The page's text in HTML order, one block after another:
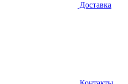
Доставка